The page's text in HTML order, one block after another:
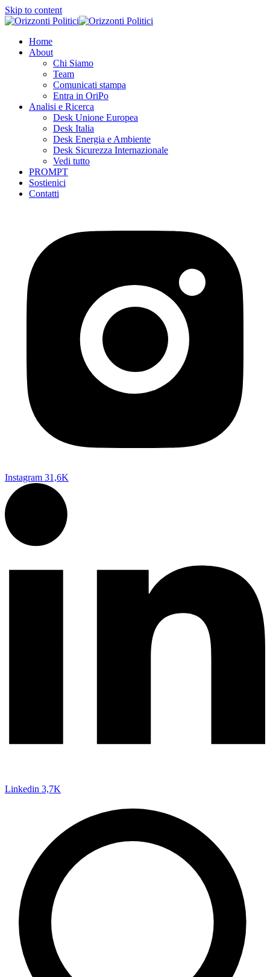
Skip to content
Home
About
Chi Siamo
Team
Comunicati stampa
Entra in OriPo
Analisi e Ricerca
Desk Unione Europea
Desk Italia
Desk Energia e Ambiente
Desk Sicurezza Internazionale
Vedi tutto
PROMPT
Sostienici
Contatti
Instagram 31,6K
Linkedin 3,7K